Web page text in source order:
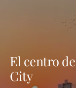
El centro
City